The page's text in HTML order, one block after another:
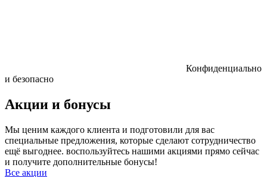
Конфиденциально
и безопасно
Акции и бонусы
Мы ценим каждого клиента и подготовили для вас
специальные предложения, которые сделают сотрудничество
ещё выгоднее. воспользуйтесь нашими акциями прямо сейчас
и получите дополнительные бонусы!
Все акции